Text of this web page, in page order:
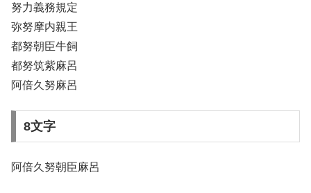
努力義務規定
弥努摩内親王
都努朝臣牛飼
都努筑紫麻呂
阿倍久努麻呂
8文字
阿倍久努朝臣麻呂